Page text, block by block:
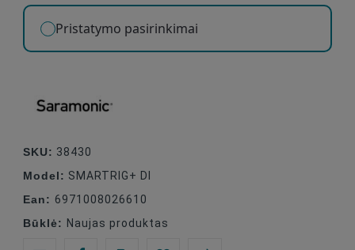
Pristatymo pasirinkimai
SKU: 38430
Model: SMARTRIG+ DI
Ean: 6971008026610
Būklė: Naujas produktas